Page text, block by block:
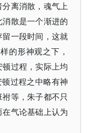
离消散，魂气上
散是一个渐进的
一段时间，这就
的形神观之下，
顿过程，实际上均
过程之中略有神
等，朱子都不只
气论基础上认为